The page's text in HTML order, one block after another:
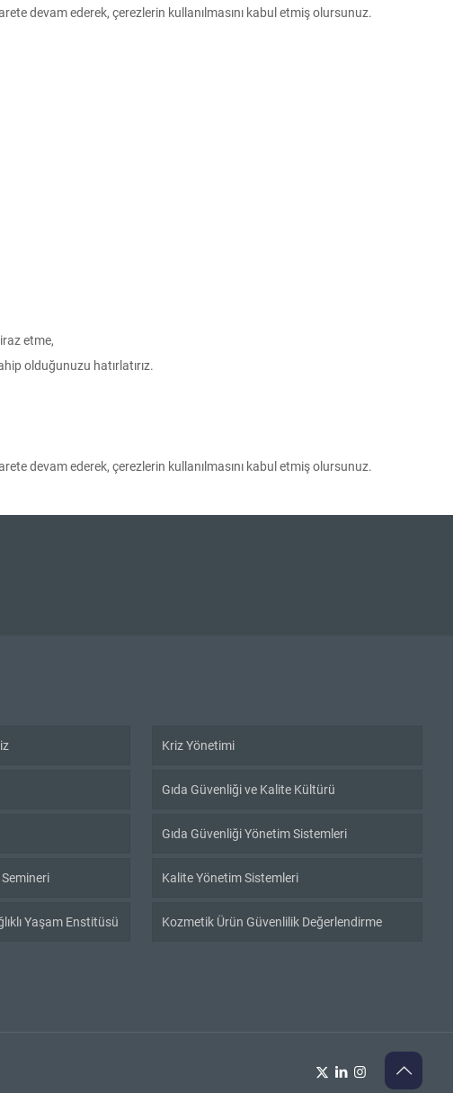
devam ederek, çerezlerin kullanılmasını kabul etmiş olursunuz.
etme,
olduğunuzu hatırlatırız.
devam ederek, çerezlerin kullanılmasını kabul etmiş olursunuz.
Yaşam Enstitüsü
Kriz Yönetimi
Gıda Güvenliği ve Kalite Kültürü
Gıda Güvenliği Yönetim Sistemleri
Kalite Yönetim Sistemleri
Kozmetik Ürün Güvenlilik Değerlendirme